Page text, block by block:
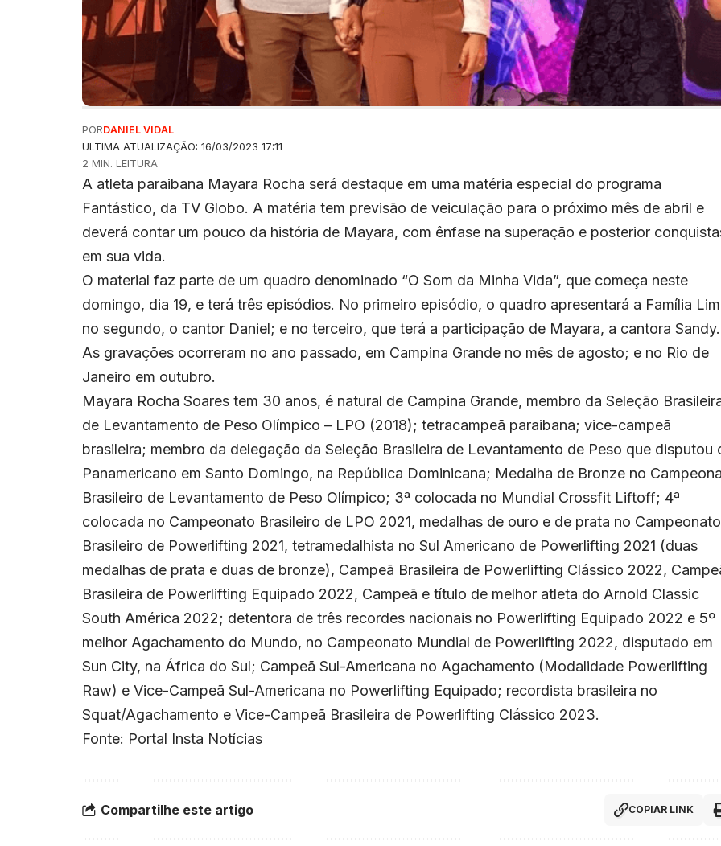
ULTIMA ATUALIZAÇÃO: 16/03/2023 17:11
PORDANIEL VIDAL
2 MIN. LEITURA
A atleta paraibana Mayara Rocha será destaque em uma matéria especial do programa
Fantástico, da TV Globo. A matéria tem previsão de veiculação para o próximo mês de abril e
deverá contar um pouco da história de Mayara, com ênfase na superação e posterior
em sua vida.
O material faz parte de um quadro denominado “O Som da Minha Vida”, que começa neste
domingo, dia 19, e terá três episódios. No primeiro episódio, o quadro apresentará a Família
no segundo, o cantor Daniel; e no terceiro, que terá a participação de Mayara, a cantora Sandy.
As gravações ocorreram no ano passado, em Campina Grande no mês de agosto; e no Rio de
Janeiro em outubro.
Mayara Rocha Soares tem 30 anos, é natural de Campina Grande, membro da Seleção
de Levantamento de Peso Olímpico – LPO (2018); tetracampeã paraibana; vice-campeã
brasileira; membro da delegação da Seleção Brasileira de Levantamento de Peso que disputou
Panamericano em Santo Domingo, na República Dominicana; Medalha de Bronze no
Brasileiro de Levantamento de Peso Olímpico; 3ª colocada no Mundial Crossfit Liftoff; 4ª
colocada no Campeonato Brasileiro de LPO 2021, medalhas de ouro e de prata no Campeonato
Brasileiro de Powerlifting 2021, tetramedalhista no Sul Americano de Powerlifting 2021 (duas
medalhas de prata e duas de bronze), Campeã Brasileira de Powerlifting Clássico 2022,
Brasileira de Powerlifting Equipado 2022, Campeã e título de melhor atleta do Arnold Classic
South América 2022; detentora de três recordes nacionais no Powerlifting Equipado 2022 e 5º
melhor Agachamento do Mundo, no Campeonato Mundial de Powerlifting 2022, disputado em
Sun City, na África do Sul; Campeã Sul-Americana no Agachamento (Modalidade Powerlifting
Raw) e Vice-Campeã Sul-Americana no Powerlifting Equipado; recordista brasileira no
Squat/Agachamento e Vice-Campeã Brasileira de Powerlifting Clássico 2023.
Fonte: Portal Insta Notícias
Compartilhe este artigo COPIAR LINK